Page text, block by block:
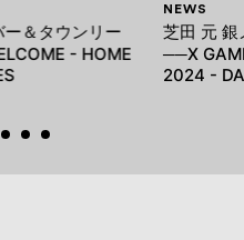
ー＆タウンリー
- HOME
NEWS
芝田 元 銀
──X
2024 -